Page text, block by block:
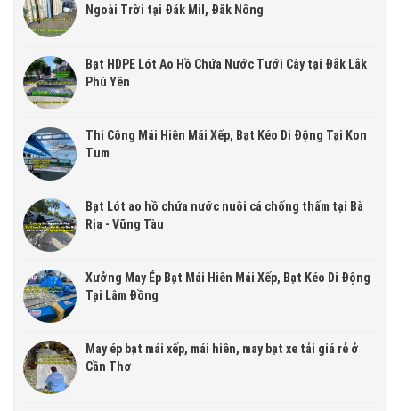
Ngoài Trời tại Đắk Mil, Đắk Nông
Bạt HDPE Lót Ao Hồ Chứa Nước Tưới Cây tại Đắk Lắk
Phú Yên
Thi Công Mái Hiên Mái Xếp, Bạt Kéo Di Động Tại Kon
Tum
Bạt Lót ao hồ chứa nước nuôi cá chống thấm tại Bà
Rịa - Vũng Tàu
Xưởng May Ép Bạt Mái Hiên Mái Xếp, Bạt Kéo Di Động
Tại Lâm Đồng
May ép bạt mái xếp, mái hiên, may bạt xe tải giá rẻ ở
Cần Thơ